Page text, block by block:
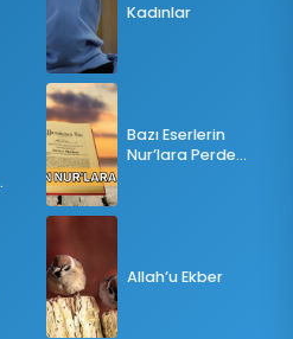
Kadınlar
Bazı Eserlerin
Nur’lara Perde
Allah’u Ekber